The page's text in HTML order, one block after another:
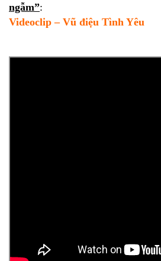
ngẫm”:
Videoclip – Vũ điệu Tình Yêu